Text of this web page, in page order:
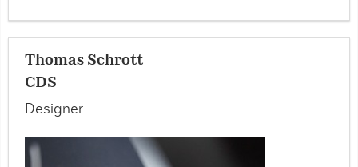
Thomas Schrott
CDS
Designer